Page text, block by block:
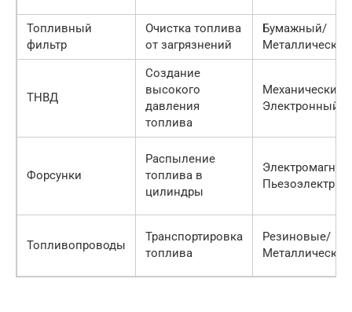
Топливный
фильтр
Очистка топлива
от загрязнений
Бумажный/
Металлический
ТНВД
Создание
высокого
давления
топлива
Механический/
Электронный
Форсунки
Распыление
топлива в
цилиндры
Топливопроводы
Транспортировка
топлива
Резиновые/
Металлические